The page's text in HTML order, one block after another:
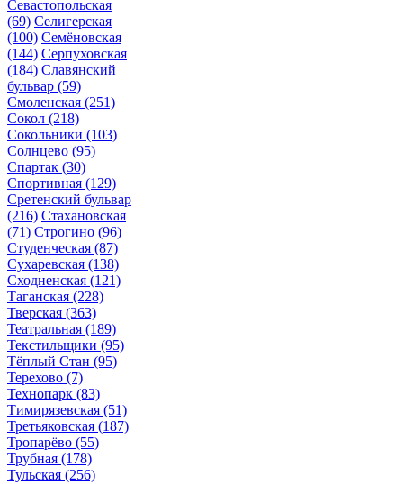
Севастопольская
(69) Селигерская
(100) Семёновская
(144) Серпуховская
(184) Славянский
бульвар (59)
Смоленская (251)
Сокол (218)
Сокольники (103)
Солнцево (95)
Спартак (30)
Спортивная (129)
Сретенский бульвар
(216) Стахановская
(71) Строгино (96)
Студенческая (87)
Сухаревская (138)
Сходненская (121)
Таганская (228)
Тверская (363)
Театральная (189)
Текстильщики (95)
Тёплый Стан (95)
Терехово (7)
Технопарк (83)
Тимирязевская (51)
Третьяковская (187)
Тропарёво (55)
Трубная (178)
Тульская (256)